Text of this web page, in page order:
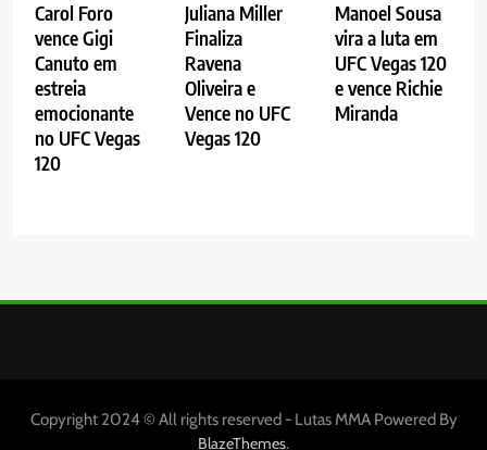
Carol Foro
vence Gigi
Canuto em
estreia
emocionante
no UFC Vegas
120
Juliana Miller
Finaliza
Ravena
Oliveira e
Vence no UFC
Vegas 120
Manoel Sousa
vira a luta em
UFC Vegas 120
e vence Richie
Miranda
Copyright 2024 © All rights reserved - Lutas MMA Powered By
BlazeThemes.